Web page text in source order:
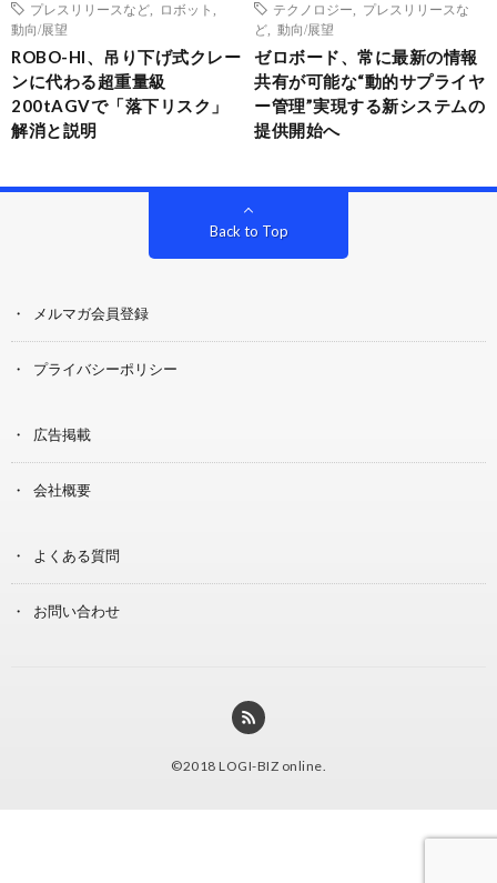
プレスリリースなど
ロボット
動向/展望
ROBO-HI、吊り下げ式クレー
ンに代わる超重量級
200tAGVで「落下リスク」
解消と説明
テクノロジー
プレスリリースな
ど
動向/展望
ゼロボード、常に最新の情報
共有が可能な“動的サプライヤ
ー管理”実現する新システムの
提供開始へ
Back to Top
メルマガ会員登録
プライバシーポリシー
広告掲載
会社概要
よくある質問
お問い合わせ
©2018 LOGI-BIZ online